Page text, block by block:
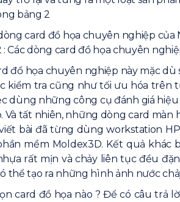
bảng 2
: Các dòng card đồ họa chuyên
đồ họa chuyên nghiệp này mặc
kiểm tra cũng như tối ưu hóa trên
dùng những công cụ đánh giá
Và tất nhiên, những dòng card
bài đã từng dùng workstation
mềm Moldex3D. Kết quả khác
rất mịn và chảy liên tục đều
thể tạo ra những hình ảnh nước
card đồ họa nào ? Để có câu trả